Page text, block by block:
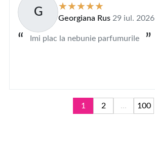
G Georgiana Rus 29 iul. 2026
Imi plac la nebunie parfumurile
1 2 ... 100